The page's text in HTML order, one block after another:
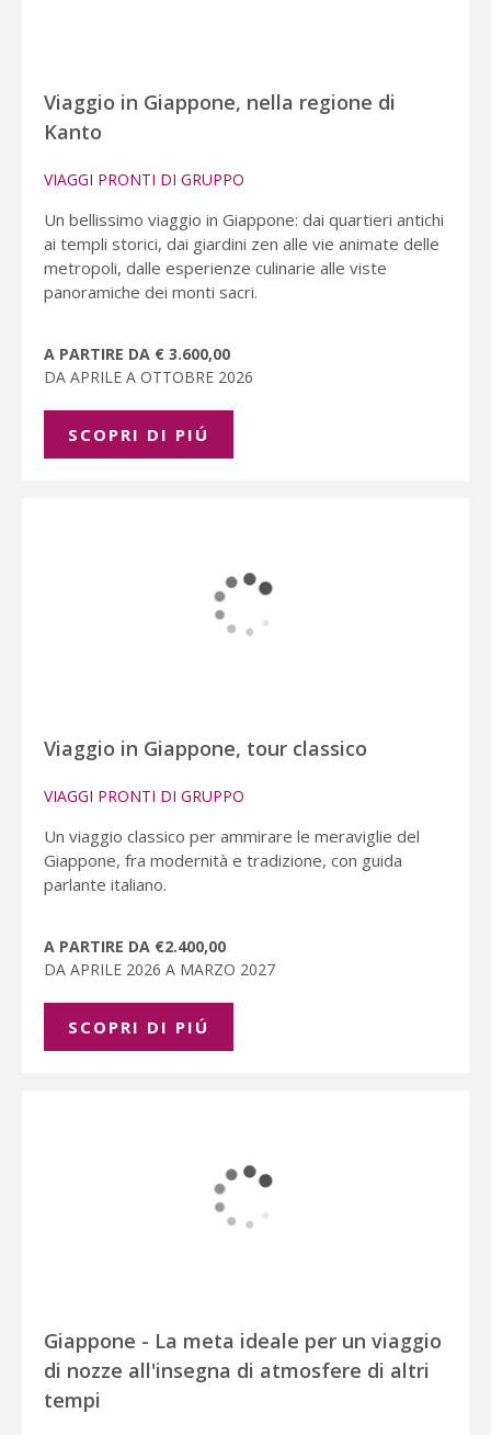
Viaggio in Giappone, nella regione di
Kanto
VIAGGI PRONTI DI GRUPPO
Un bellissimo viaggio in Giappone: dai quartieri antichi
ai templi storici, dai giardini zen alle vie animate delle
metropoli, dalle esperienze culinarie alle viste
panoramiche dei monti sacri.
A PARTIRE DA € 3.600,00
DA APRILE A OTTOBRE 2026
SCOPRI DI PIÚ
Viaggio in Giappone, tour classico
VIAGGI PRONTI DI GRUPPO
Un viaggio classico per ammirare le meraviglie del
Giappone, fra modernità e tradizione, con guida
parlante italiano.
A PARTIRE DA €2.400,00
DA APRILE 2026 A MARZO 2027
SCOPRI DI PIÚ
Giappone - La meta ideale per un viaggio
di nozze all'insegna di atmosfere di altri
tempi